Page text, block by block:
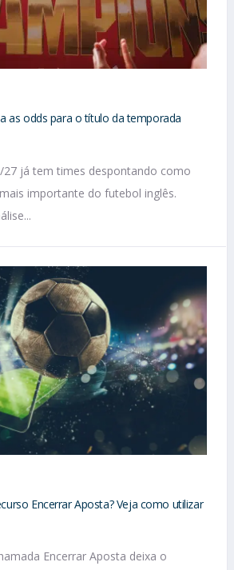
as odds para o título da temporada
já tem times despontando como
importante do futebol inglês.
Encerrar Aposta? Veja como utilizar
Encerrar Aposta deixa o